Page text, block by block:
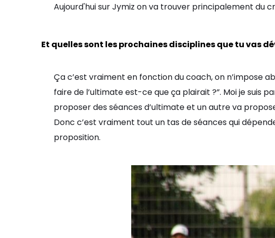
Aujourd'hui sur Jymiz on va trouver principalement du
Et quelles sont les prochaines disciplines que tu vas
Ça c’est vraiment en fonction du coach, on n’impose
faire de l’ultimate est-ce que ça plairait ?”. Moi je suis
proposer des séances d’ultimate et un autre va
Donc c’est vraiment tout un tas de séances qui
proposition.